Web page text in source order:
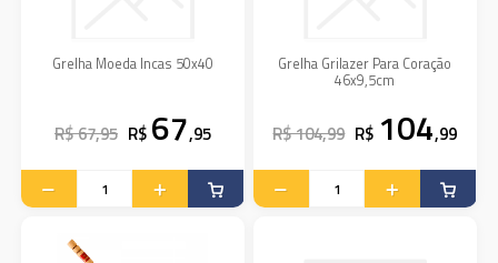
Grelha Moeda Incas 50x40
R$ 67,95 R$ 67,95
Grelha Grilazer Para Coração
46x9,5cm
R$ 104,99 R$ 104,99